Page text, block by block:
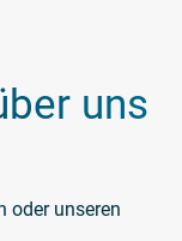
uns
oder unseren